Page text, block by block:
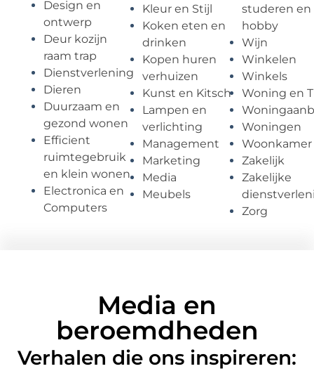
Design en
ontwerp
Deur kozijn
raam trap
Dienstverlening
Dieren
Duurzaam en
gezond wonen
Efficient
ruimtegebruik
en klein wonen
Electronica en
Computers
Kleur en Stijl
Koken eten en
drinken
Kopen huren
verhuizen
Kunst en Kitsch
Lampen en
verlichting
Management
Marketing
Media
Meubels
studeren en
hobby
Wijn
Winkelen
Winkels
Woning en
Woningen
Woonkamer
Zakelijk
Zakelijke
Zorg
Media en
beroemdheden
Verhalen die ons inspireren: